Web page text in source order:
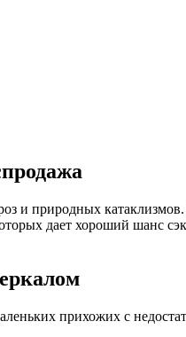
и природных
дает хороший шанс
прихожих с